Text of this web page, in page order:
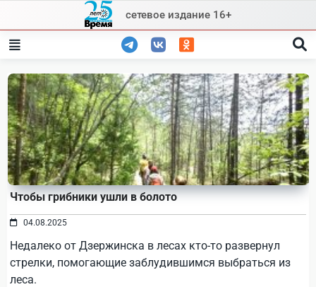
content
сетевое издание 16+
Чтобы грибники ушли в болото
04.08.2025
Недалеко от Дзержинска в лесах кто-то развернул
стрелки, помогающие заблудившимся выбраться из
леса.